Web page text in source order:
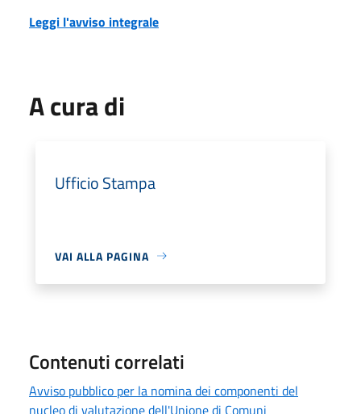
Leggi l'avviso integrale
A cura di
Ufficio Stampa
VAI ALLA PAGINA
Contenuti correlati
Avviso pubblico per la nomina dei componenti del
nucleo di valutazione dell'Unione di Comuni